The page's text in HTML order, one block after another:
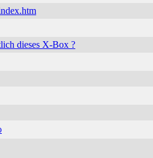
dieses X-Box ?